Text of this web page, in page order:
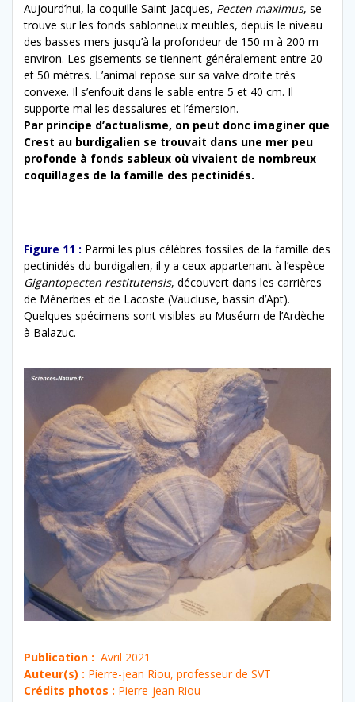
Aujourd’hui, la coquille Saint-Jacques, Pecten maximus, se
trouve sur les fonds sablonneux meubles, depuis le niveau
des basses mers jusqu’à la profondeur de 150 m à 200 m
environ. Les gisements se tiennent généralement entre 20
et 50 mètres. L’animal repose sur sa valve droite très
convexe. Il s’enfouit dans le sable entre 5 et 40 cm. Il
supporte mal les dessalures et l’émersion.
Par principe d’actualisme, on peut donc imaginer que
Crest au burdigalien se trouvait dans une mer peu
profonde à fonds sableux où vivaient de nombreux
coquillages de la famille des pectinidés.
Figure 11 : Parmi les plus célèbres fossiles de la famille des
pectinidés du burdigalien, il y a ceux appartenant à l’espèce
Gigantopecten restitutensis, découvert dans les carrières
de Ménerbes et de Lacoste (Vaucluse, bassin d’Apt).
Quelques spécimens sont visibles au Muséum de l’Ardèche
à Balazuc.
Publication : Avril 2021
Auteur(s) : Pierre-jean Riou, professeur de SVT
Crédits photos : Pierre-jean Riou